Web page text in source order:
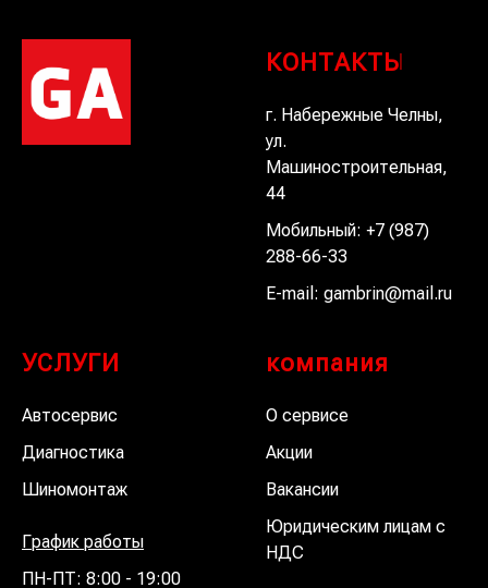
КОНТАКТЫ
г. Набережные Челны,
ул.
Машиностроительная,
44
Мобильный: +7 (987)
288-66-33
E-mail: gambrin@mail.ru
УСЛУГИ
Автосервис
Диагностика
Шиномонтаж
График работы
ПН-ПТ: 8:00 - 19:00
компания
О сервисе
Акции
Вакансии
Юридическим лицам с
НДС